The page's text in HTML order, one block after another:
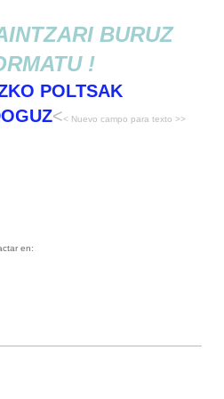
BURUZ
!
POLTSAK
<< Nuevo campo para texto >>
en: